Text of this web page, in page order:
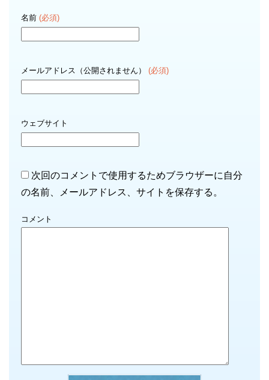
名前 (必須)
メールアドレス（公開されません） (必須)
ウェブサイト
次回のコメントで使用するためブラウザーに自分
の名前、メールアドレス、サイトを保存する。
コメント